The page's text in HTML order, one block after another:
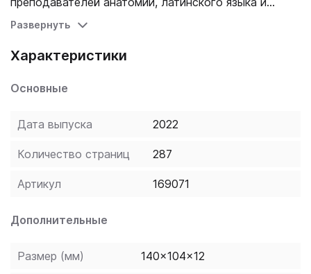
клинических дисциплин. Содержит 3200 слов и
анатомии и клинических дисциплин. 2-е издание.
Развернуть
Характеристики
Основные
Дата выпуска 2022
Количество страниц 287
Артикул 169071
Дополнительные
Размер (мм) 140x104x12